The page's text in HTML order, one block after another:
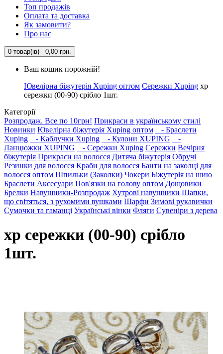
Топ продажів
Оплата та доставка
Як замовити?
Про нас
0 товар(ів) - 0,00 грн.
Ваш кошик порожній!
Ювелірна біжутерія Xuping оптом Сережки Xuping xp
сережки (00-90) срібло 1шт.
Категорії
Розпродаж. Все по 10грн! Прикраси в українському стилі
Новинки Ювелірна біжутерія Xuping оптом
- Браслети
Xuping
- Каблучки Xuping - Кулони XUPING
-
Ланцюжки XUPING
- Сережки Xuping Сережки Вечірня
біжутерія Прикраси на волосся Дитяча біжутерія Обручі
Резинки для волосся Краби для волосся Банти на заколці для
волосся оптом Шпильки (Заколки) Чокери Біжутерія на шию
Браслети Аксесуари Пов'язки на голову оптом Дощовики
Брелки Навушники-Розпродаж Хутрові навушники Шапки,
що світяться, з рухомими вушками Шарфи Зимові рукавички
Сумочки та гаманці Українські вінки Фляги Сувеніри з дерева
xp сережки (00-90) срібло
1шт.